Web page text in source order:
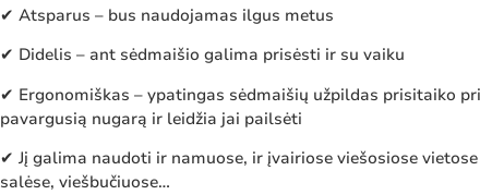
✔ Atsparus – bus naudojamas ilgus metus
✔ Didelis – ant sėdmaišio galima prisėsti ir su vaiku
✔ Ergonomiškas – ypatingas sėdmaišių užpildas prisitaiko
pavargusią nugarą ir leidžia jai pailsėti
✔ Jį galima naudoti ir namuose, ir įvairiose viešosiose
salėse, viešbučiuose…